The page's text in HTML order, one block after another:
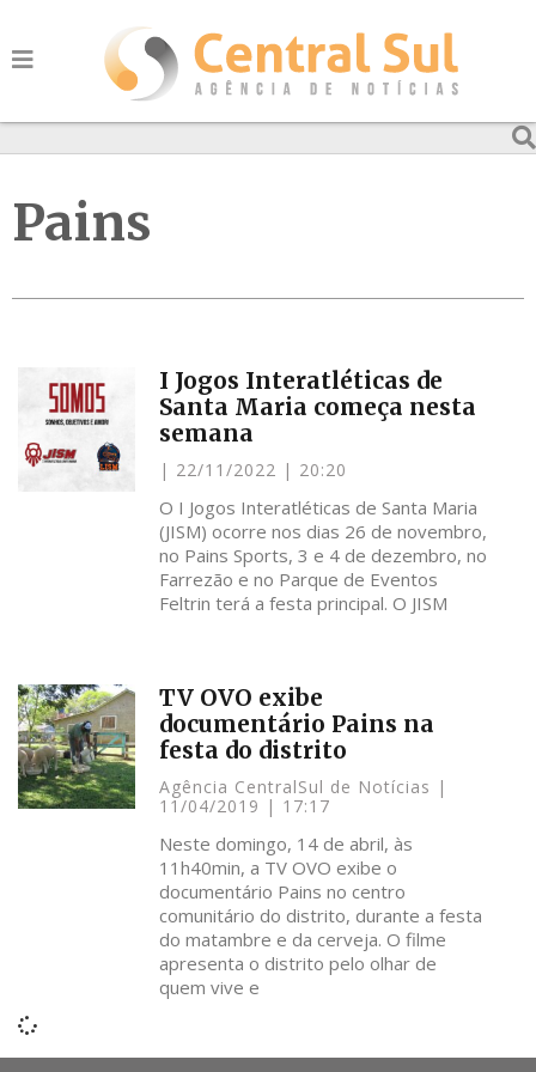
Pains
I Jogos Interatléticas de
Santa Maria começa nesta
semana
22/11/2022 20:20
O I Jogos Interatléticas de Santa Maria
(JISM) ocorre nos dias 26 de novembro,
no Pains Sports, 3 e 4 de dezembro, no
Farrezão e no Parque de Eventos
Feltrin terá a festa principal. O JISM
TV OVO exibe
documentário Pains na
festa do distrito
Agência CentralSul de Notícias
11/04/2019
17:17
Neste domingo, 14 de abril, às
11h40min, a TV OVO exibe o
documentário Pains no centro
comunitário do distrito, durante a festa
do matambre e da cerveja. O filme
apresenta o distrito pelo olhar de
quem vive e